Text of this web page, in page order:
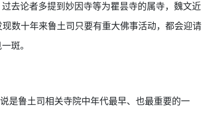
去论者多提到妙因寺等为瞿昙寺的属寺，魏文近
数十年来鲁土司只要有重大佛事活动，都会迎请
斑。
是鲁土司相关寺院中年代最早、也最重要的一